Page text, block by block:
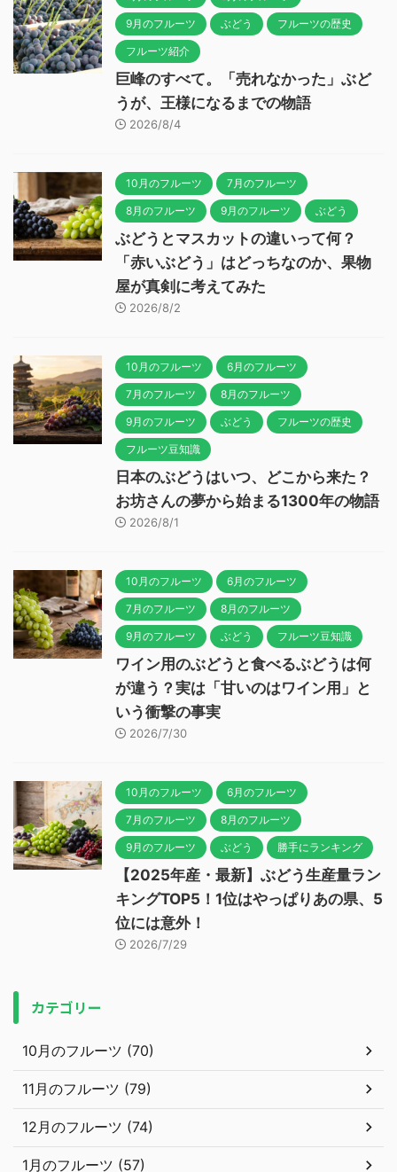
9月のフルーツ ぶどう フルーツの歴史
フルーツ紹介
巨峰のすべて。「売れなかった」ぶど
うが、王様になるまでの物語
2026/8/4
10月のフルーツ 7月のフルーツ
8月のフルーツ 9月のフルーツ ぶどう
ぶどうとマスカットの違いって何？
「赤いぶどう」はどっちなのか、果物
屋が真剣に考えてみた
2026/8/2
10月のフルーツ 6月のフルーツ
7月のフルーツ 8月のフルーツ
9月のフルーツ ぶどう フルーツの歴史
フルーツ豆知識
日本のぶどうはいつ、どこから来た？
お坊さんの夢から始まる1300年の物語
2026/8/1
10月のフルーツ 6月のフルーツ
7月のフルーツ 8月のフルーツ
9月のフルーツ ぶどう フルーツ豆知識
ワイン用のぶどうと食べるぶどうは何
が違う？実は「甘いのはワイン用」と
いう衝撃の事実
2026/7/30
10月のフルーツ 6月のフルーツ
7月のフルーツ 8月のフルーツ
9月のフルーツ ぶどう 勝手にランキング
【2025年産・最新】ぶどう生産量ラン
キングTOP5！1位はやっぱりあの県、5
位には意外！
2026/7/29
カテゴリー
10月のフルーツ (70)
11月のフルーツ (79)
12月のフルーツ (74)
1月のフルーツ (57)